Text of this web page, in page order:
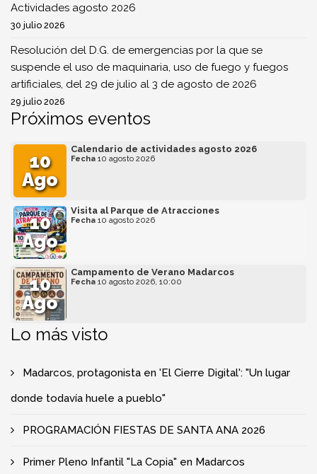
Actividades agosto 2026
30 julio 2026
Resolución del D.G. de emergencias por la que se
suspende el uso de maquinaria, uso de fuego y fuegos
artificiales, del 29 de julio al 3 de agosto de 2026
29 julio 2026
Próximos eventos
10
Ago
Calendario de actividades agosto 2026
Fecha 10 agosto 2026
10
Ago
Visita al Parque de Atracciones
Fecha 10 agosto 2026
10
Ago
Campamento de Verano Madarcos
Fecha 10 agosto 2026, 10:00
Lo más visto
Madarcos, protagonista en 'El Cierre Digital': "Un lugar
donde todavía huele a pueblo"
PROGRAMACIÓN FIESTAS DE SANTA ANA 2026
Primer Pleno Infantil "La Copia" en Madarcos